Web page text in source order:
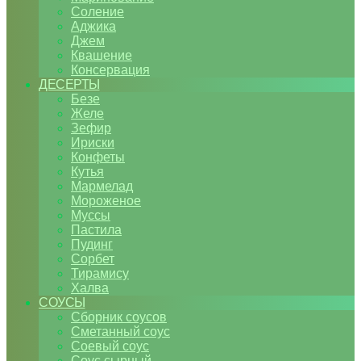
Соление
Аджика
Джем
Квашение
Консервация
ДЕСЕРТЫ
Безе
Желе
Зефир
Ириски
Конфеты
Кутья
Мармелад
Мороженое
Муссы
Пастила
Пудинг
Сорбет
Тирамису
Халва
СОУСЫ
Сборник соусов
Сметанный соус
Соевый соус